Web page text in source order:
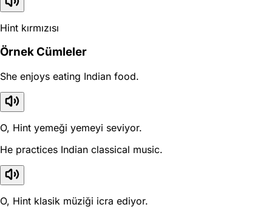
Hint kırmızısı
Örnek Cümleler
She enjoys eating Indian food.
O, Hint yemeği yemeyi seviyor.
He practices Indian classical music.
O, Hint klasik müziği icra ediyor.